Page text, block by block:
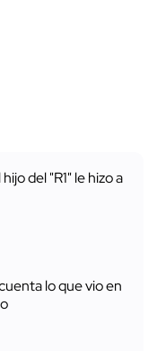
del "R1" le hizo a
lo que vio en